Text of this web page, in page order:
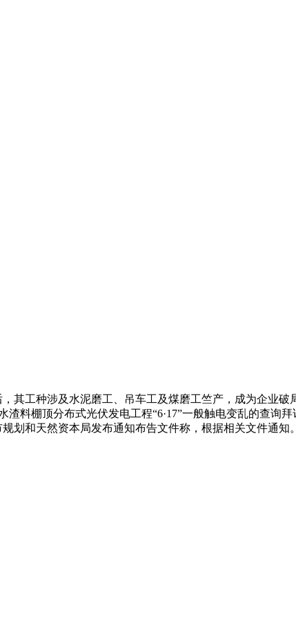
工种涉及水泥磨工、吊车工及煤磨工竺产，成为企业破
料棚顶分布式光伏发电工程“6·17”一般触电变乱的查询
划和天然资本局发布通知布告文件称，根据相关文件通知。